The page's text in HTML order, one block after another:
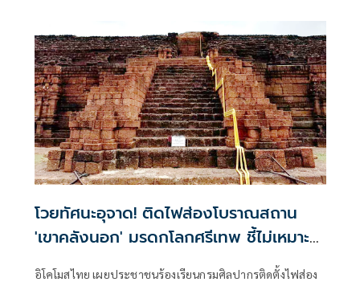
โวยทัศนะอุจาด! ติดไฟส่องโบราณสถาน
'เขาคลังนอก' มรดกโลกศรีเทพ ชี้ไม่เหมาะ
อิโคโมสไทย เผยประชาชนร้องเรียนกรมศิลปากรติดตั้งไฟส่อง